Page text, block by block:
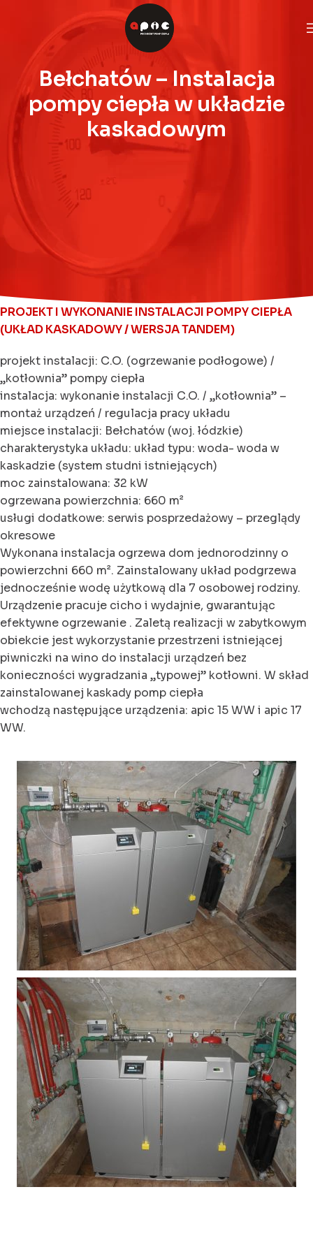
Bełchatów – Instalacja
pompy ciepła w układzie
kaskadowym
PROJEKT I WYKONANIE INSTALACJI POMPY CIEPŁA
(UKŁAD KASKADOWY / WERSJA TANDEM)
projekt instalacji: C.O. (ogrzewanie podłogowe) /
„kotłownia” pompy ciepła
instalacja: wykonanie instalacji C.O. / „kotłownia” –
montaż urządzeń / regulacja pracy układu
miejsce instalacji: Bełchatów (woj. łódzkie)
charakterystyka układu: układ typu: woda- woda w
kaskadzie (system studni istniejących)
moc zainstalowana: 32 kW
ogrzewana powierzchnia: 660 m²
usługi dodatkowe: serwis posprzedażowy – przeglądy
okresowe
Wykonana instalacja ogrzewa dom jednorodzinny o
powierzchni 660 m². Zainstalowany układ podgrzewa
jednocześnie wodę użytkową dla 7 osobowej rodziny.
Urządzenie pracuje cicho i wydajnie, gwarantując
efektywne ogrzewanie . Zaletą realizacji w zabytkowym
obiekcie jest wykorzystanie przestrzeni istniejącej
piwniczki na wino do instalacji urządzeń bez
konieczności wygradzania „typowej” kotłowni. W skład
zainstalowanej kaskady pomp ciepła
wchodzą następujące urządzenia: apic 15 WW i apic 17
WW.